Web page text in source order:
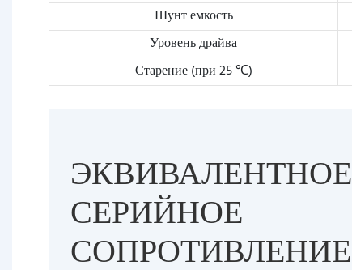
Шунт емкость
Уровень драйва
Старение (при 25 ℃)
ЭКВИВАЛЕНТНОЕ
СЕРИЙНОЕ
СОПРОТИВЛЕНИЕ